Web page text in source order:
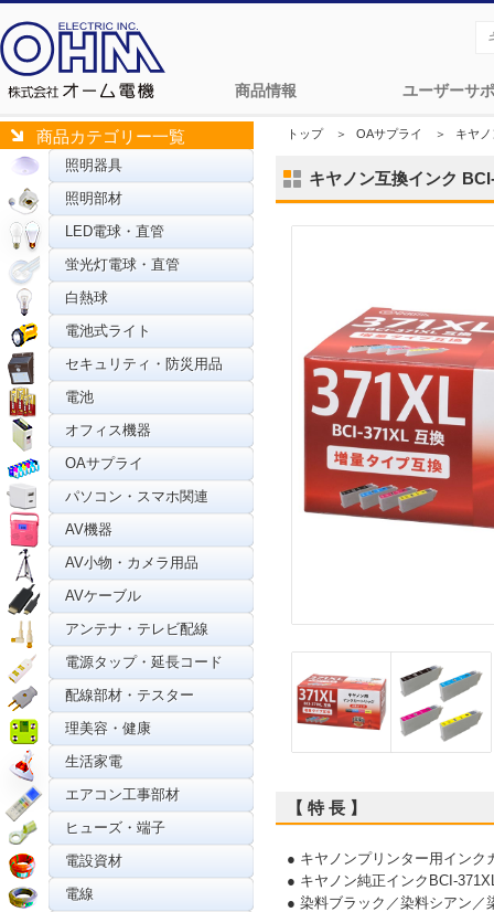
商品情報 ユーザーサ
商品カテゴリー一覧
照明器具
照明部材
LED電球・直管
蛍光灯電球・直管
白熱球
電池式ライト
セキュリティ・防災用品
電池
オフィス機器
OAサプライ
パソコン・スマホ関連
AV機器
AV小物・カメラ用品
AVケーブル
アンテナ・テレビ配線
電源タップ・延長コード
配線部材・テスター
理美容・健康
生活家電
エアコン工事部材
ヒューズ・端子
電設資材
電線
トップ＞ OAサプライ ＞ キヤ
キヤノン互換インク
【 特 長 】
● キヤノンプリンター用インク
● キヤノン純正インクBCI-
● 染料ブラック／染料シアン／